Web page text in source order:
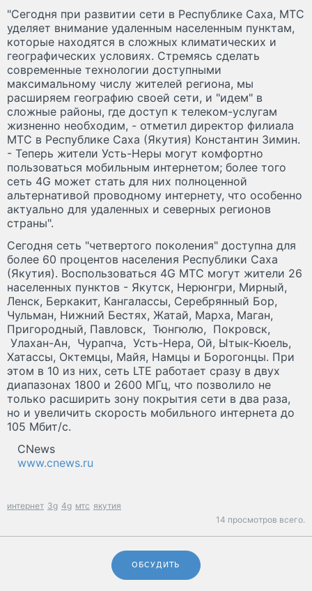
"Сегодня при развитии сети в Республике Саха, МТС
уделяет внимание удаленным населенным пунктам,
которые находятся в сложных климатических и
географических условиях. Стремясь сделать
современные технологии доступными
максимальному числу жителей региона, мы
расширяем географию своей сети, и "идем" в
сложные районы, где доступ к телеком-услугам
жизненно необходим, - отметил директор филиала
МТС в Республике Саха (Якутия) Константин Зимин.
- Теперь жители Усть-Неры могут комфортно
пользоваться мобильным интернетом; более того
сеть 4G может стать для них полноценной
альтернативой проводному интернету, что особенно
актуально для удаленных и северных регионов
страны".
Сегодня сеть "четвертого поколения" доступна для
более 60 процентов населения Республики Саха
(Якутия). Воспользоваться 4G МТС могут жители 26
населенных пунктов - Якутск, Нерюнгри, Мирный,
Ленск, Беркакит, Кангалассы, Серебрянный Бор,
Чульман, Нижний Бестях, Жатай, Марха, Маган,
Пригородный, Павловск, Тюнгюлю, Покровск,
Улахан-Ан, Чурапча, Усть-Нера, Ой, Ытык-Кюель,
Хатассы, Октемцы, Майя, Намцы и Борогонцы. При
этом в 10 из них, сеть LTE работает сразу в двух
диапазонах 1800 и 2600 МГц, что позволило не
только расширить зону покрытия сети в два раза,
но и увеличить скорость мобильного интернета до
105 Мбит/с.
CNews
www.cnews.ru
интернет 3g 4g мтс якутия
14 просмотров всего.
ОБСУДИТЬ